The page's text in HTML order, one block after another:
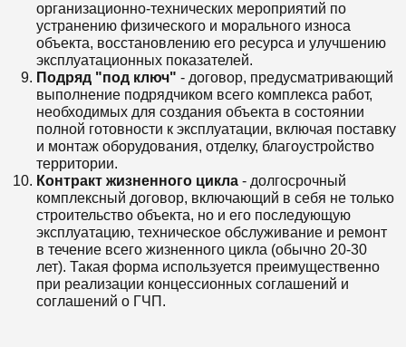
организационно-технических мероприятий по
устранению физического и морального износа
объекта, восстановлению его ресурса и улучшению
эксплуатационных показателей.
Подряд "под ключ" - договор, предусматривающий
выполнение подрядчиком всего комплекса работ,
необходимых для создания объекта в состоянии
полной готовности к эксплуатации, включая поставку
и монтаж оборудования, отделку, благоустройство
территории.
Контракт жизненного цикла - долгосрочный
комплексный договор, включающий в себя не только
строительство объекта, но и его последующую
эксплуатацию, техническое обслуживание и ремонт
в течение всего жизненного цикла (обычно 20-30
лет). Такая форма используется преимущественно
при реализации концессионных соглашений и
соглашений о ГЧП.